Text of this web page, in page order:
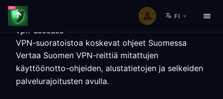
FI
vpn-usecase
VPN-suoratoistoa koskevat ohjeet Suomessa
Vertaa Suomen VPN-reittiä mitattujen
käyttöönotto-ohjeiden, alustatietojen ja selkeiden
palvelurajoitusten avulla.